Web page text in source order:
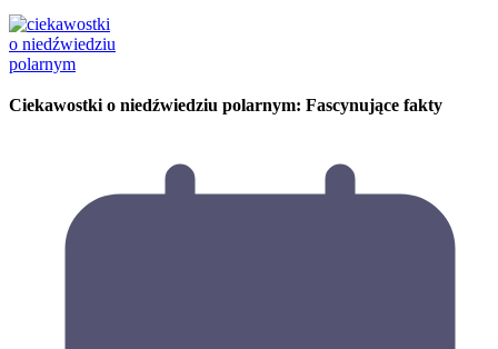
Ciekawostki o niedźwiedziu polarnym: Fascynujące fakty